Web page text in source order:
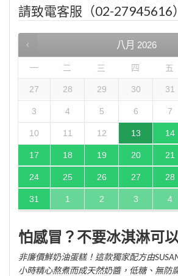
請致電客服（02-27945616
八月 2026
一 二 三 四 五
27 28 29 30 31
3 4 5 6 7
10 11 12 13 14
17 18 19 20 21
24 25 26 27 28
31 1 2 3 4
怕感冒？不要冰淇淋可
非廉價鮮奶油蛋糕！這款獨家配方由
小時精心熬煮而成天然奶醬，低糖、無防